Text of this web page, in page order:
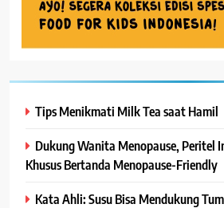
Tips Menikmati Milk Tea saat Hamil
Dukung Wanita Menopause, Peritel
Khusus Bertanda Menopause-Friendly
Kata Ahli: Susu Bisa Mendukung